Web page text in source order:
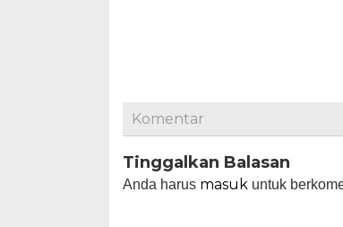
Komentar
Tinggalkan Balasan
Anda harus masuk untuk